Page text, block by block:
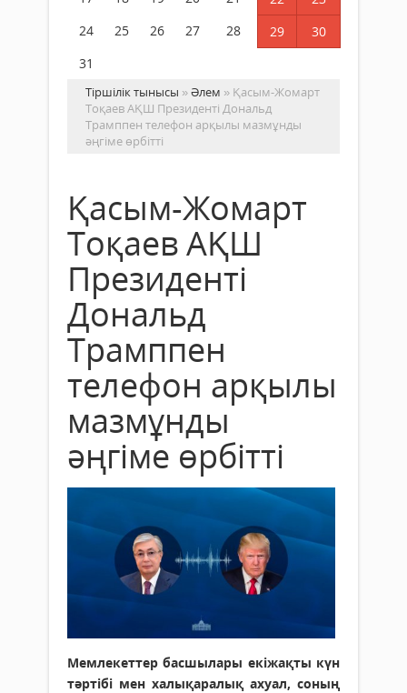
24
25 26 27 28 29
30
31
Тіршілік тынысы »Әлем » Қасым-Жомарт
Тоқаев АҚШ Президенті Дональд
Трамппен телефон арқылы мазмұнды
әңгіме өрбітті
Қасым-Жомарт
Тоқаев АҚШ
Президенті
Дональд
Трамппен
телефон арқылы
мазмұнды
әңгіме өрбітті
Мемлекеттер басшылары екіжақты күн
тәртібі мен халықаралық ахуал, соның